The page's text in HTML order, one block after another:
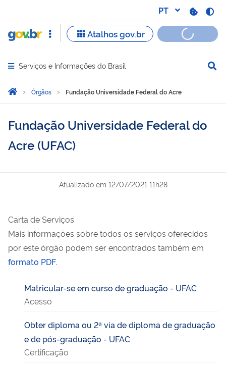
Abrir menu principal de navegação
Serviços e Informações do Brasil
Você está aqui:
Página Inicial
Órgãos Fundação Universidade Federal do Acre
Fundação Universidade Federal do
Acre (UFAC)
Atualizado em 12/07/2021 11h28
Carta de Serviços
Mais informações sobre todos os serviços oferecidos
por este órgão podem ser encontrados também em
formato PDF.
Matricular-se em curso de graduação - UFAC
Acesso
Obter diploma ou 2ª via de diploma de graduação
e de pós-graduação - UFAC
Certificação